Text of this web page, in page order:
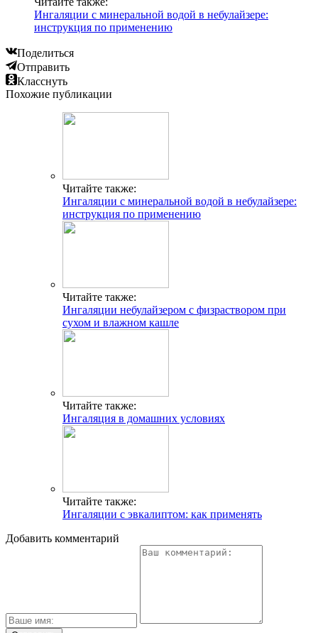
Ингаляции с минеральной водой в небулайзере:
инструкция по применению
Поделиться
Отправить
Класснуть
Похожие публикации
Читайте также:
Ингаляции с минеральной водой в небулайзере:
инструкция по применению
Читайте также:
Ингаляции небулайзером с физраствором при
сухом и влажном кашле
Читайте также:
Ингаляция в домашних условиях
Читайте также:
Ингаляции с эвкалиптом: как применять
Добавить комментарий